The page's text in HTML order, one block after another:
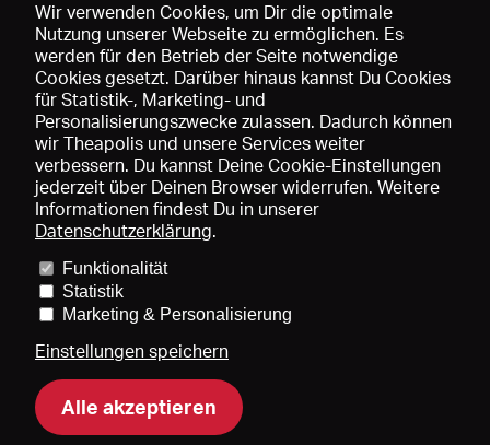
Preise und Mitgliedschaften
Mediadaten
Über uns Impressum
DE
Wir verwenden Cookies, um Dir die optimale
Nutzung unserer Webseite zu ermöglichen. Es
werden für den Betrieb der Seite notwendige
Cookies gesetzt. Darüber hinaus kannst Du Cookies
für Statistik-, Marketing- und
Personalisierungszwecke zulassen. Dadurch können
wir Theapolis und unsere Services weiter
verbessern. Du kannst Deine Cookie-Einstellungen
jederzeit über Deinen Browser widerrufen. Weitere
Informationen findest Du in unserer
Datenschutzerklärung.
Funktionalität
Statistik
Marketing & Personalisierung
Einstellungen speichern
Alle akzeptieren